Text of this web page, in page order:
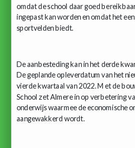
omdat de school daar goed
ingepast kan worden en omdat het
sportvelden biedt.
De aanbesteding kan in het derde
De geplande opleverdatum van het
vierde kwartaal van 2022. Met de
School zet Almere in op verbetering
onderwijs waarmee de economische
aangewakkerd wordt.